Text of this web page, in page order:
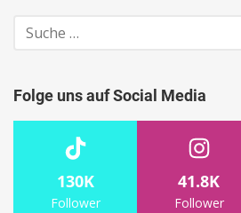
Suche
nach:
Folge uns auf Social Media
130K
Follower
41.8K
Follower